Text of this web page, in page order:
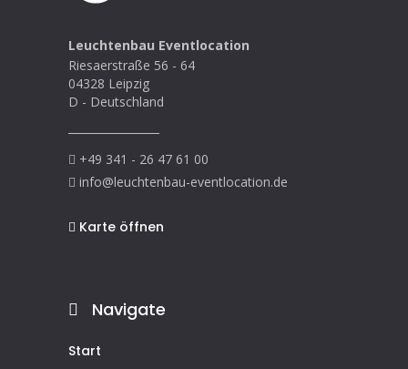
Leuchtenbau Eventlocation
Riesaerstraße 56 - 64
04328 Leipzig
D - Deutschland
+49 341 - 26 47 61 00
info@leuchtenbau-eventlocation.de
Karte öffnen
Navigate
Start